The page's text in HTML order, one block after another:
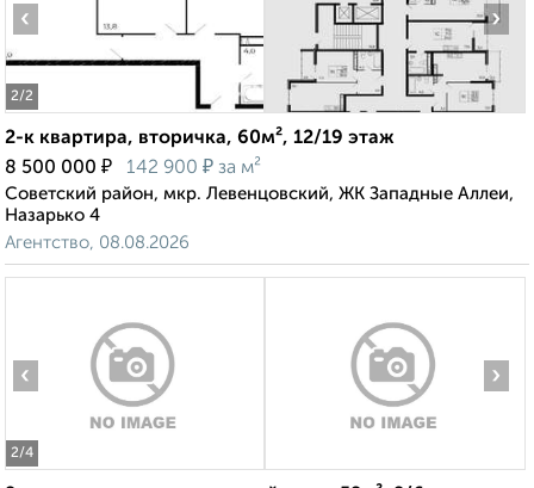
2/2
‹ ›
2-к квартира, вторичка, 60м², 12/19 этаж
8 500 000 ₽ 142 900 ₽ за м²
Советский район, мкр. Левенцовский, ЖК Западные Аллеи,
Назарько 4
Агентство, 08.08.2026
2/4
‹ ›